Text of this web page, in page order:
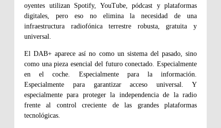
oyentes utilizan Spotify, YouTube, pódcast y plataformas
digitales, pero eso no elimina la necesidad de una
infraestructura radiofónica terrestre robusta, gratuita y
universal.
El DAB+ aparece así no como un sistema del pasado, sino
como una pieza esencial del futuro conectado. Especialmente
en el coche. Especialmente para la información.
Especialmente para garantizar acceso universal. Y
especialmente para proteger la independencia de la radio
frente al control creciente de las grandes plataformas
tecnológicas.